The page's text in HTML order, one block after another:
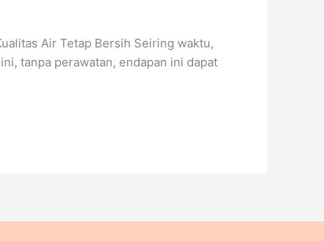
Air Tetap Bersih Seiring waktu,
tanpa perawatan, endapan ini dapat